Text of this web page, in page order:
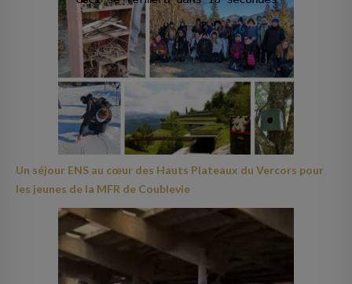
Un séjour ENS au cœur des Hauts Plateaux du Vercors pour
les jeunes de la MFR de Coublevie